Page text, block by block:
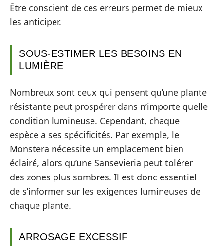
Être conscient de ces erreurs permet de mieux
les anticiper.
SOUS-ESTIMER LES BESOINS EN
LUMIÈRE
Nombreux sont ceux qui pensent qu’une plante
résistante peut prospérer dans n’importe quelle
condition lumineuse. Cependant, chaque
espèce a ses spécificités. Par exemple, le
Monstera nécessite un emplacement bien
éclairé, alors qu’une Sansevieria peut tolérer
des zones plus sombres. Il est donc essentiel
de s’informer sur les exigences lumineuses de
chaque plante.
ARROSAGE EXCESSIF